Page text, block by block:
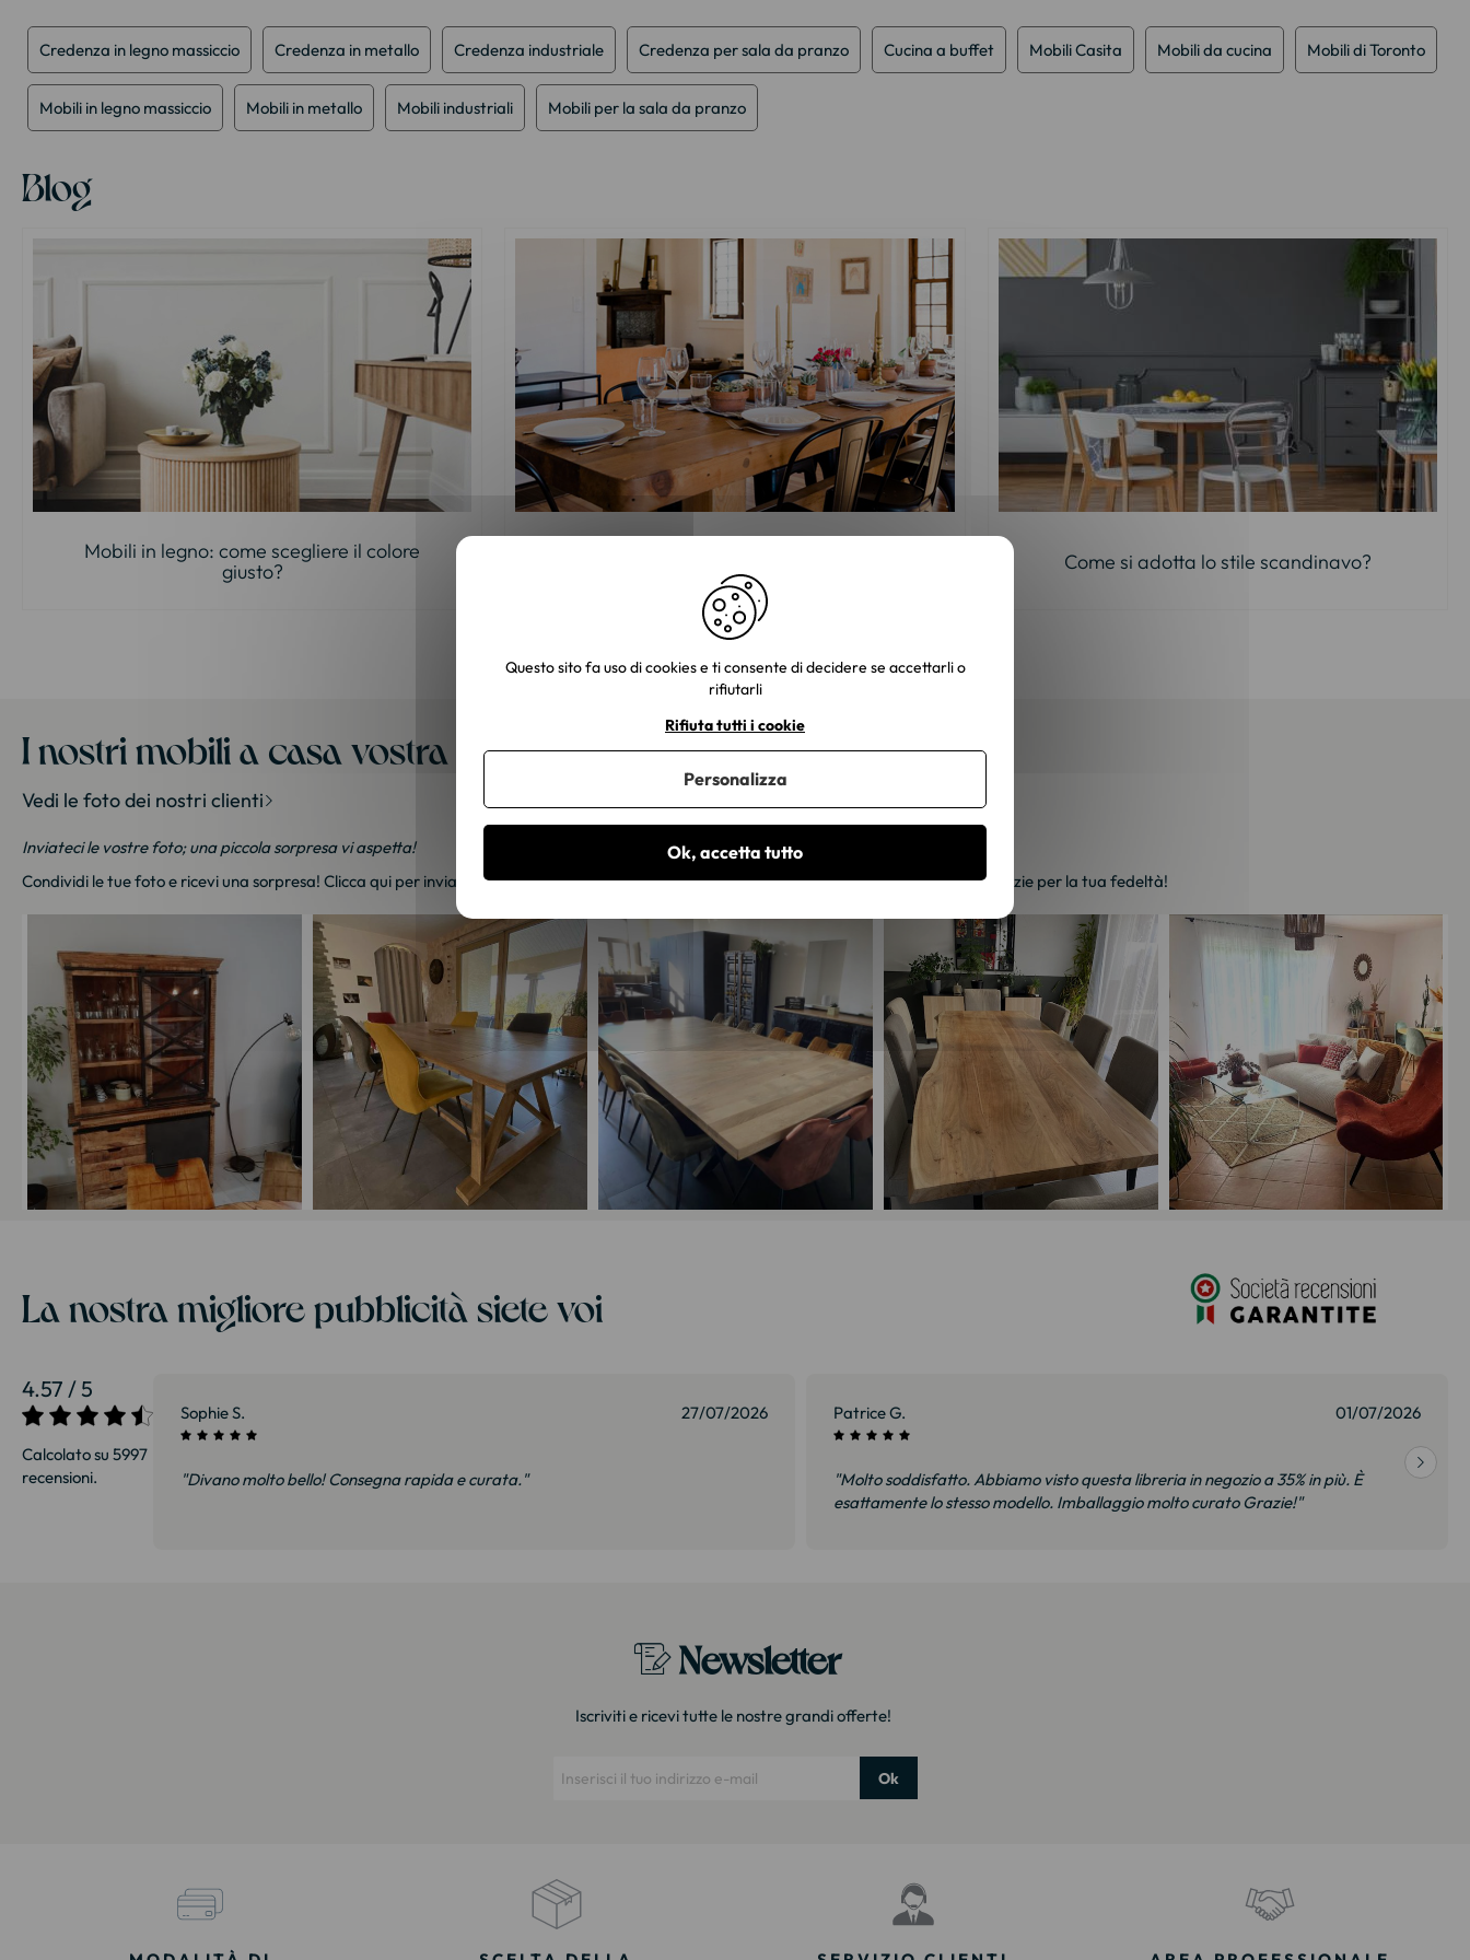
galleria
immagini
Credenza in legno massiccio Credenza in metallo Credenza industriale Credenza per sala da pranzo Cucina a buffet Mobili Casita Mobili da cucina Mobili di Toronto
Mobili in legno massiccio Mobili in metallo Mobili industriali Mobili per la sala da pranzo
Blog
Mobili in legno: come scegliere il colore
giusto?
Come si adotta lo stile scandinavo?
I nostri mobili a casa vostra
Vedi le foto dei nostri clienti
Inviateci le vostre foto; una piccola sorpresa vi aspetta!
Condividi le tue foto e ricevi una sorpresa! Clicca qui per inviarci le tue foto. Un piccolo regalo ti sarà inviato entro 48-72 ore lavorative. Grazie per la tua fedeltà!
La nostra migliore pubblicità siete voi
4.57 / 5
Calcolato su 5997
recensioni.
27/07/2026
e soprattutto
Sophie S. 27/07/2026
"Divano molto bello! Consegna rapida e curata."
Patrice G. 01/07/2026
"Molto soddisfatto. Abbiamo visto questa libreria in negozio a 35% in più. È
esattamente lo stesso modello. Imballaggio molto curato Grazie!"
Newsletter
Iscriviti e ricevi tutte le nostre grandi offerte!
Ok
Questo sito fa uso di cookies e ti consente di decidere se accettarli o
rifiutarli
Ok, accetta tutto
Rifiuta tutti i cookie
Personalizza